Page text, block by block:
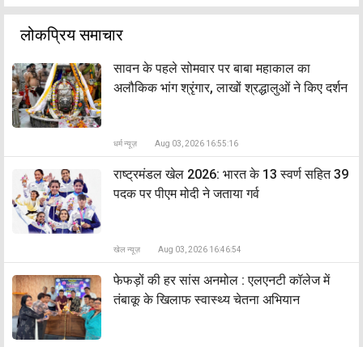
लोकप्रिय समाचार
सावन के पहले सोमवार पर बाबा महाकाल का
अलौकिक भांग श्रृंगार, लाखों श्रद्धालुओं ने किए दर्शन
धर्म न्यूज़ Aug 03, 2026 16:55:16
राष्ट्रमंडल खेल 2026: भारत के 13 स्वर्ण सहित 39
पदक पर पीएम मोदी ने जताया गर्व
खेल न्यूज़ Aug 03, 2026 16:46:54
फेफड़ों की हर सांस अनमोल : एलएनटी कॉलेज में
तंबाकू के खिलाफ स्वास्थ्य चेतना अभियान